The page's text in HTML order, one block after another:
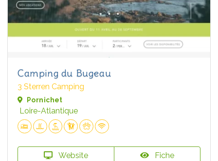
Camping du Bugeau
3 Sterren Camping
Pornichet
Loire-Atlantique
Website Fiche